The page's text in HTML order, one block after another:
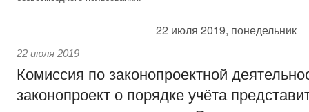
22 июля 2019, понедельник
22 июля 2019
Комиссия по законопроектной
законопроект о порядке учёта